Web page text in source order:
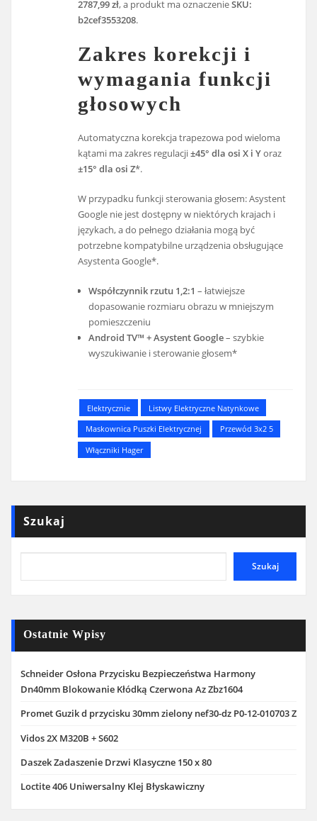
2787,99 zł, a produkt ma oznaczenieSKU:
b2cef3553208.
Zakres korekcji i
wymagania funkcji
głosowych
Automatyczna korekcja trapezowa pod wieloma
kątami ma zakres regulacji±45° dla osi X i Yoraz
±15° dla osi Z*.
W przypadku funkcji sterowania głosem: Asystent
Google nie jest dostępny w niektórych krajach i
językach, a do pełnego działania mogą być
potrzebne kompatybilne urządzenia obsługujące
Asystenta Google*.
Współczynnik rzutu 1,2:1 – łatwiejsze
dopasowanie rozmiaru obrazu w mniejszym
pomieszczeniu
Android TV™ + Asystent Google– szybkie
wyszukiwanie i sterowanie głosem*
Elektrycznie
Listwy Elektryczne Natynkowe
Maskownica Puszki Elektrycznej
Przewód 3x2 5
Włączniki Hager
Szukaj
Szukaj
Ostatnie Wpisy
Schneider Osłona Przycisku Bezpieczeństwa Harmony
Dn40mm Blokowanie Kłódką Czerwona Az Zbz1604
Promet Guzik d przycisku 30mm zielony nef30-dz P0-12-010703 Z
Vidos 2X M320B + S602
Daszek Zadaszenie Drzwi Klasyczne 150 x 80
Loctite 406 Uniwersalny Klej Błyskawiczny